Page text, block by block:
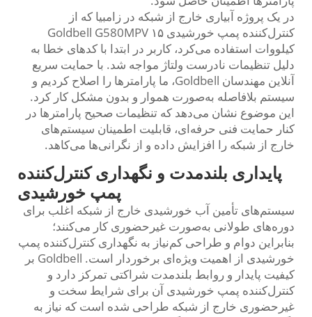
در یک پروژه آبیاری خارج از شبکه در زامبیا که از
کنترل‌کننده پمپ خورشیدی Goldbell G580MPV ۱۵
کیلووات استفاده می‌کرد، کاربر در ابتدا با کدهای خطا به
دلیل تنظیمات نادرست ولتاژ مواجه شد. با حمایت سریع
آنلاین مهندسان Goldbell، ما پارامترها را اصلاح کردیم و
سیستم بلافاصله به‌صورت هموار و بدون مشکل کار کرد.
این موضوع نشان می‌دهد که تنظیمات صحیح پارامترها در
کنار حمایت فنی حرفه‌ای، قابلیت اطمینان سیستم‌های
خارج از شبکه را افزایش داده و از نگرانی‌ها می‌کاهد.
پایداری بلندمدت و نگهداری کنترل‌کننده
پمپ خورشیدی
سیستم‌های تأمین آب خورشیدی خارج از شبکه اغلب برای
دوره‌های طولانی به‌صورت غیرحضوری کار می‌کنند؛
بنابراین دوام و طراحی کم‌نیاز به نگهداری کنترل‌کننده پمپ
خورشیدی از اهمیت ویژه‌ای برخوردار است. Goldbell بر
کیفیت پایدار و روابط بلندمدت شراکتی تمرکز دارد و
کنترل‌کننده پمپ خورشیدی آن برای شرایط سخت و
غیرحضوری خارج از شبکه طراحی شده است که نیاز به